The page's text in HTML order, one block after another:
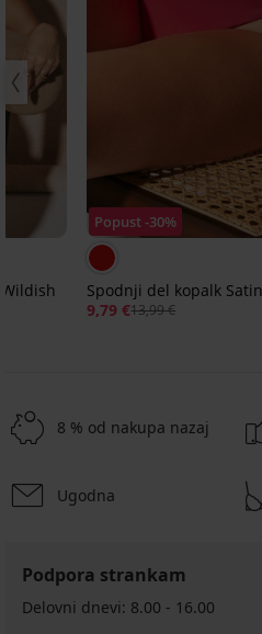
Popust -30%
Spodnji del kopalk
9,79 €13,99 €
8 % od nakupa nazaj
Ugodna
Podpora strankam
Delovni dnevi: 8.00 - 16.00